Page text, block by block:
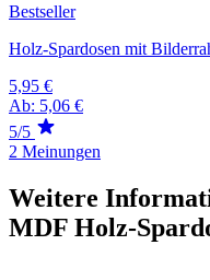
Bestseller
Holz-Spardosen mit
5,95 €
Ab: 5,06 €
5/5
2 Meinungen
Weitere
MDF Holz-